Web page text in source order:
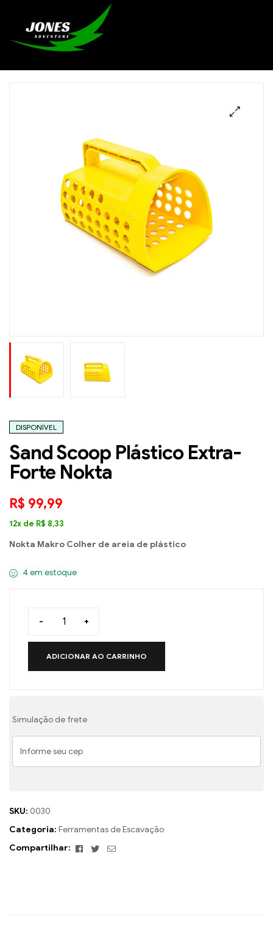
DISPONÍVEL
Sand Scoop Plástico Extra-
Forte Nokta
R$ 99,99
12x de R$ 8,33
Nokta Makro Colher de areia de plástico
4 em estoque
- +
ADICIONAR AO CARRINHO
Simulação de frete
SKU: 0030
Categoria: Ferramentas de Escavação
Compartilhar:
Facebook
Twitter
E-